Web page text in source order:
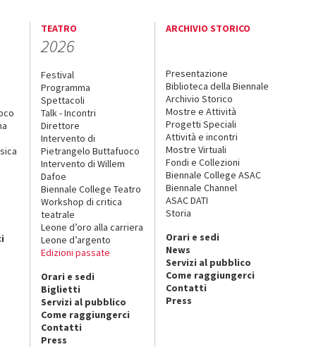
TEATRO
2026
Festival
Programma
Spettacoli
Talk - Incontri
Direttore
Intervento di
Pietrangelo Buttafuoco
Intervento di Willem
Dafoe
Biennale College Teatro
Workshop di critica
teatrale
Leone d’oro alla carriera
Leone d’argento
Edizioni passate
Orari e sedi
Biglietti
Servizi al pubblico
Come raggiungerci
Contatti
Press
ARCHIVIO STORICO
Presentazione
Biblioteca della Biennale
Archivio Storico
Mostre e Attività
Progetti Speciali
Attività e incontri
Mostre Virtuali
Fondi e Collezioni
Biennale College ASAC
Biennale Channel
ASAC DATI
Storia
Orari e sedi
News
Servizi al pubblico
Come raggiungerci
Contatti
Press